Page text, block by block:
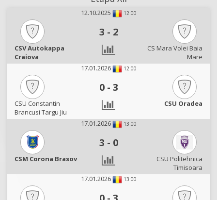
12.10.2025 12:00
3 - 2
CSV Autokappa
Craiova
CS Mara Volei Baia
Mare
17.01.2026
12:00
0 - 3
CSU Constantin
Brancusi Targu Jiu
CSU Oradea
17.01.2026 13:00
3 - 0
CSM Corona Brasov
CSU Politehnica
Timisoara
17.01.2026
13:00